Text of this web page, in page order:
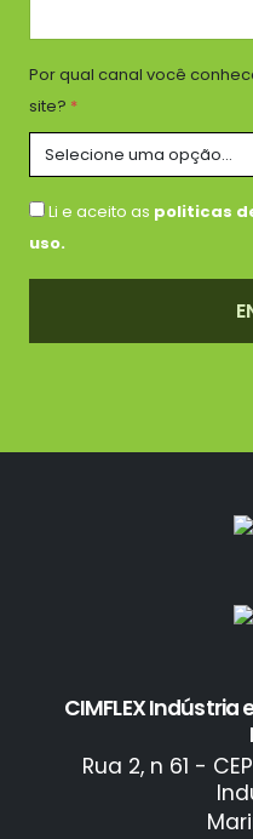
Por qual canal você
site? *
Li e aceito as politicas
uso.
CIMFLEX
Rua 2, n 61 -